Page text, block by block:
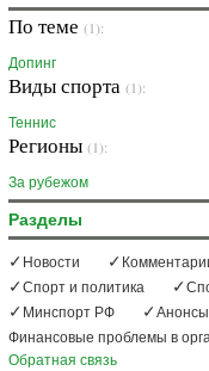
По теме (1):
Допинг
Виды спорта (1):
Теннис
Регионы (1):
За рубежом
Разделы
Новости
Спорт и политика
Минспорт РФ
Финансовые проблемы в
Обратная связь